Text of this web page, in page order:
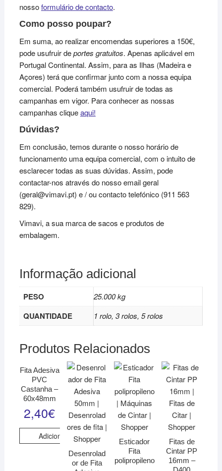
nossoformulário de contacto.
Como posso poupar?
Em suma, ao realizar encomendas superiores a 150€,
pode usufruir deportes gratuitos. Apenas aplicável em
Portugal Continental. Assim, para as Ilhas (Madeira e
Açores) terá que confirmar junto com a nossa equipa
comercial. Poderá também usufruir de todas as
campanhas em vigor. Para conhecer as nossas
campanhas cliqueaqui!
Dúvidas?
Em conclusão, temos durante o nosso horário de
funcionamento uma equipa comercial, com o intuito de
esclarecer todas as suas dúvidas. Assim, pode
contactar-nos através do nosso email geral
(geral@vimavi.pt) e / ou contacto telefónico (911 563
829).
Vimavi, a sua marca de sacos e produtos de
embalagem.
Informação adicional
PESO 25.000 kg
QUANTIDADE 1 rolo, 3 rolos, 5 rolos
Produtos Relacionados
Fita Adesiva
PVC
Castanha –
60x48mm
2,40€
Adicionar
Desenrolad
or de Fita
Esticador
Fita
polipropileno
Fitas de
Cintar PP
16mm –